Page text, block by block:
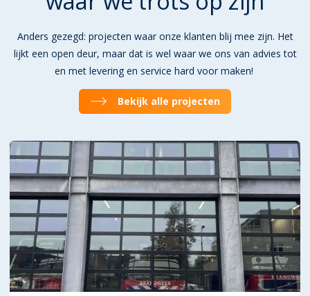
dienst aan vervanging toe? Wij laten u graag zien hoe zo'n
vervangingsproces van een overheaddeur bij Matex verloopt.
Anders gezegd: projecten waar onze klanten blij mee zijn. Het
lijkt een open deur, maar dat is wel waar we ons van advies tot
en met levering en service hard voor maken!
Bekijk alle projecten